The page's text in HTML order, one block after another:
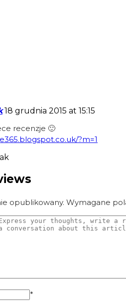
18 grudnia 2015 at 15:15
recenzje 🙂
?m=1
opublikowany. Wymagane
*